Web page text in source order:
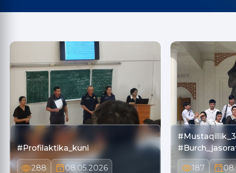
#Profilaktika_kuni
288 08.05.2026 187